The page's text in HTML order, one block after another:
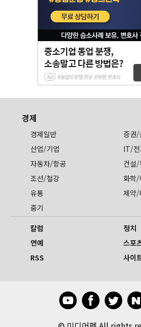
경제
경제일반
증권/
산업/기업
IT/전
자동차/항공
건설/
조선/철강
화학/
유통
제약/
중기
칼럼
정치
연예
스포
RSS
사이